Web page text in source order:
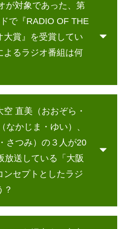
が対象であった、第
で『RADIO OF THE
大賞』を受賞してい
よるラジオ番組は何
直美（おおぞら・
なかじま・ゆい）、
さつみ）の３人が20
放送している「大阪
ンセプトとしたラジ
？